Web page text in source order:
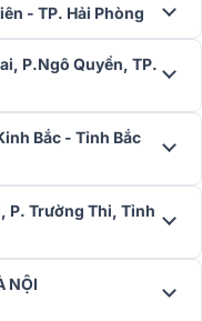
tính năng thu âm thông
có thể thu âm đoạn hát
– 240V 50Hz cho khả
- TP. Hải Phòng
P.Ngô Quyền, TP.
Bắc - Tỉnh Bắc
P. Trường Thi, Tỉnh
NỘI